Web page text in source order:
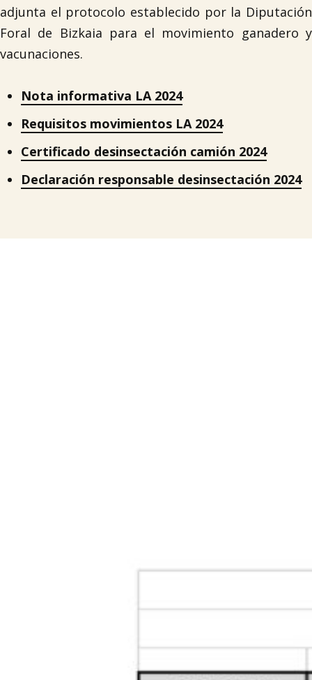
adjunta el protocolo establecido por la Diputación
Foral de Bizkaia para el movimiento ganadero y
vacunaciones.
Nota informativa LA 2024
Requisitos movimientos LA 2024
Certificado desinsectación camión 2024
Declaración responsable desinsectación 2024